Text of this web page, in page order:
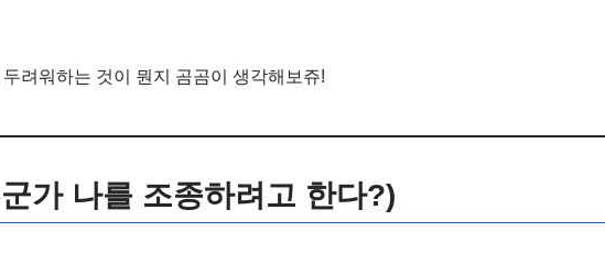
려워하는 것이 뭔지 곰곰이 생각해보쥬!
가 나를 조종하려고 한다?)